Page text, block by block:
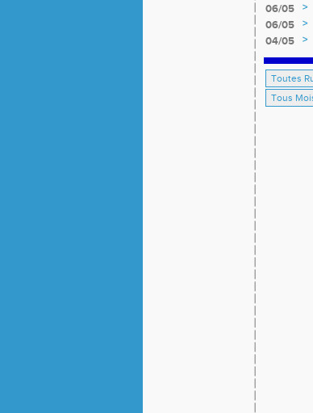
06/05
>
06/05
>
04/05
>